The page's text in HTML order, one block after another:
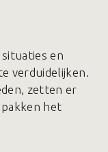
en
verduidelijken.
zetten er
het